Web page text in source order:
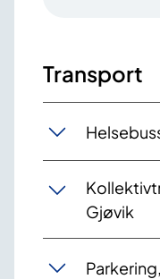
Transport
Gjøvik